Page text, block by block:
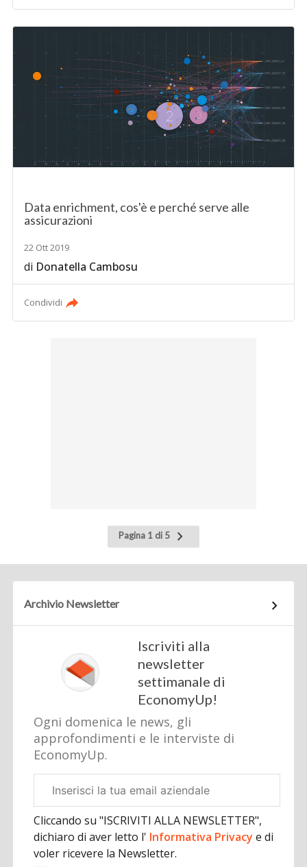
Data enrichment, cos'è e perché serve alle
assicurazioni
22 Ott 2019
di Donatella Cambosu
Condividi
Pagina 1 di 5
Pagina
successiva
Archivio Newsletter
Iscriviti alla
newsletter
settimanale di
EconomyUp!
Ogni domenica le news, gli
approfondimenti e le interviste di
EconomyUp.
aziendale
Cliccando su "ISCRIVITI ALLA NEWSLETTER",
dichiaro di aver letto l' Informativa Privacye di
voler ricevere la Newsletter.